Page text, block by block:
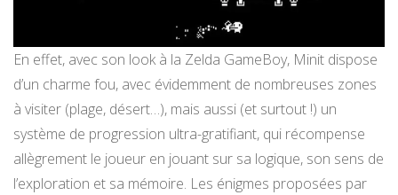
En effet, avec son look à la Zelda GameBoy, Minit dispose
d’un charme fou, avec évidemment de nombreuses zones
à visiter (plage, désert…), mais aussi (et surtout !) un
système de progression ultra-gratifiant, qui récompense
allègrement le joueur en jouant sur sa logique, son sens de
l’exploration et sa mémoire. Les énigmes proposées par